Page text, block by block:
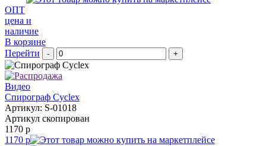
ОПТ
цена и
наличие
В корзине
Перейти
- +
Видео
Спирограф Cyclex
Артикул: S-01018
Артикул скопирован
1170 р
1170 р